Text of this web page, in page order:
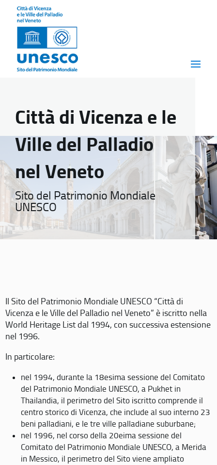
Città di Vicenza e le
Ville del Palladio
nel Veneto
Sito del Patrimonio Mondiale
UNESCO
Il Sito del Patrimonio Mondiale UNESCO “Città di
Vicenza e le Ville del Palladio nel Veneto” è iscritto nella
World Heritage List dal 1994, con successiva estensione
nel 1996.
In particolare:
nel 1994, durante la 18esima sessione del Comitato
del Patrimonio Mondiale UNESCO, a Pukhet in
Thailandia, il perimetro del Sito iscritto comprende il
centro storico di Vicenza, che include al suo interno 23
beni palladiani, e le tre ville palladiane suburbane;
nel 1996, nel corso della 20eima sessione del
Comitato del Patrimonio Mondiale UNESCO, a Merida
in Messico, il perimetro del Sito viene ampliato